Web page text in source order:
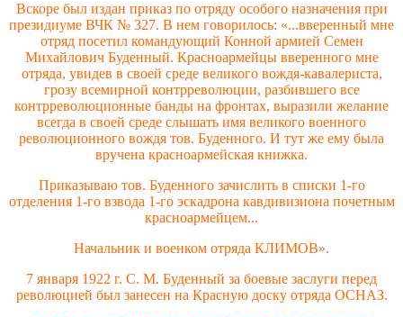
Вскоре был издан приказ по отряду особого назначения при
президиуме ВЧК № 327. В нем говорилось: «...вверенный мне
отряд посетил командующий Конной армией Семен
Михайлович Буденный. Красноармейцы вверенного мне
отряда, увидев в своей среде великого вождя-кавалериста,
грозу всемирной контрреволюции, разбившего все
контрреволюционные банды на фронтах, выразили желание
всегда в своей среде слышать имя великого военного
революционного вождя тов. Буденного. И тут же ему была
вручена красноармейская книжка.
Приказываю тов. Буденного зачислить в списки 1-го
отделения 1-го взвода 1-го эскадрона кавдивизиона почетным
красноармейцем...
Начальник и военком отряда КЛИМОВ».
7 января 1922 г. С. М. Буденный за боевые заслуги перед
революцией был занесен на Красную доску отряда ОСНАЗ.